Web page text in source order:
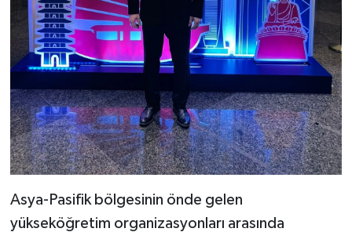
Asya-Pasifik bölgesinin önde gelen
yükseköğretim organizasyonları arasında